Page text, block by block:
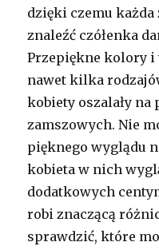
dzięki czemu każda
znaleźć czółenka
Przepiękne kolory i
nawet kilka
kobiety oszalały na
zamszowych. Nie
pięknego wyglądu
kobieta w nich
dodatkowych
robi znaczącą
sprawdzić, które